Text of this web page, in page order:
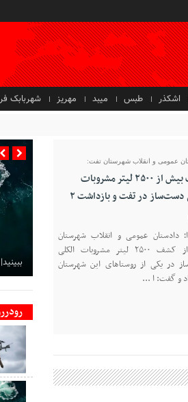
اشکذر طبس میبد مهریز شهربابک
عمومی و انقلاب شهرستان تفت:
کشف بیش از ۲۵۰۰ لیتر مشروبات
الکلی دست‌ساز در تفت و بازداشت ۲
دادستان عمومی و انقلاب شهرستان
تفت از کشف ۲۵۰۰ لیتر مشروبات الکلی
در یکی از روستاهای این شهرستان
و گفت: ا ...